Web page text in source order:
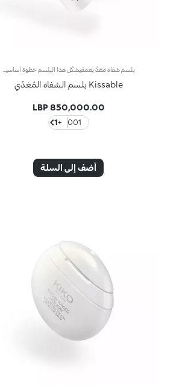
Kissable بلسم الشفاه المُغذّي
850,000.00 LBP
001
+1
أضف إلى السلة